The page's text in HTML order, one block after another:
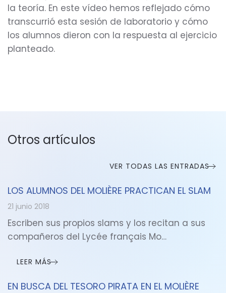
la teoría. En este vídeo hemos reflejado cómo
transcurrió esta sesión de laboratorio y cómo
los alumnos dieron con la respuesta al ejercicio
planteado.
Otros artículos
VER TODAS LAS ENTRADAS
LOS ALUMNOS DEL MOLIÈRE PRACTICAN EL SLAM
21 junio 2018
Escriben sus propios slams y los recitan a sus
compañeros del Lycée français Mo…
LEER MÁS
EN BUSCA DEL TESORO PIRATA EN EL MOLIÈRE